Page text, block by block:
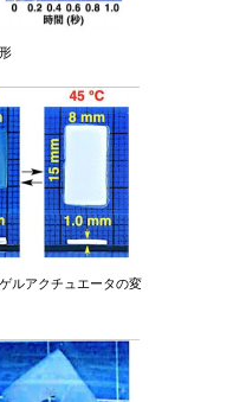
ルアクチュエータの変